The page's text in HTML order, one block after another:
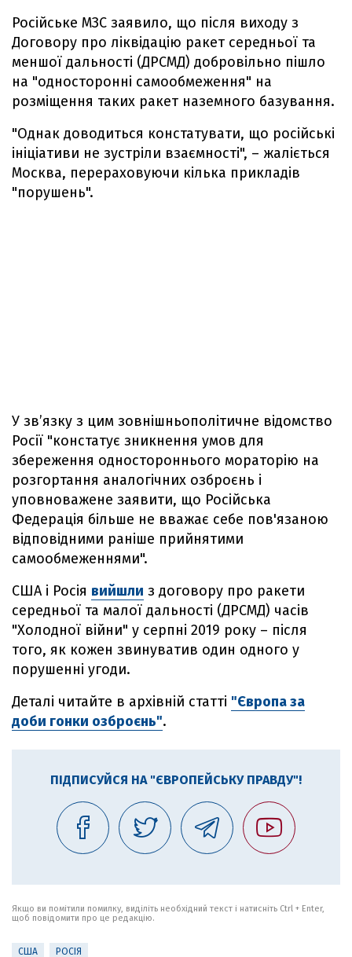
Російське МЗС заявило, що після виходу з
Договору про ліквідацію ракет середньої та
меншої дальності (ДРСМД) добровільно пішло
на "односторонні самообмеження" на
розміщення таких ракет наземного базування.
"Однак доводиться констатувати, що російські
ініціативи не зустріли взаємності", – жаліється
Москва, перераховуючи кілька прикладів
"порушень".
У звʼязку з цим зовнішньополітичне відомство
Росії "констатує зникнення умов для
збереження одностороннього мораторію на
розгортання аналогічних озброєнь і
уповноважене заявити, що Російська
Федерація більше не вважає себе пов'язаною
відповідними раніше прийнятими
самообмеженнями".
США і Росія вийшли з договору про ракети
середньої та малої дальності (ДРСМД) часів
"Холодної війни" у серпні 2019 року – після
того, як кожен звинуватив один одного у
порушенні угоди.
Деталі читайте в архівній статті "Європа за
доби гонки озброєнь".
ПІДПИСУЙСЯ НА "ЄВРОПЕЙСЬКУ ПРАВДУ"!
Якщо ви помітили помилку, виділіть необхідний текст і натисніть Ctrl + Enter,
щоб повідомити про це редакцію.
США РОСІЯ